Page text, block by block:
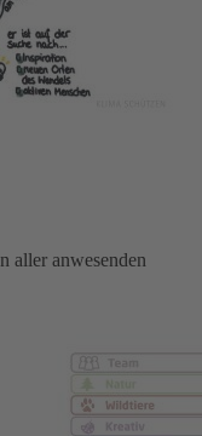
aller anwesenden